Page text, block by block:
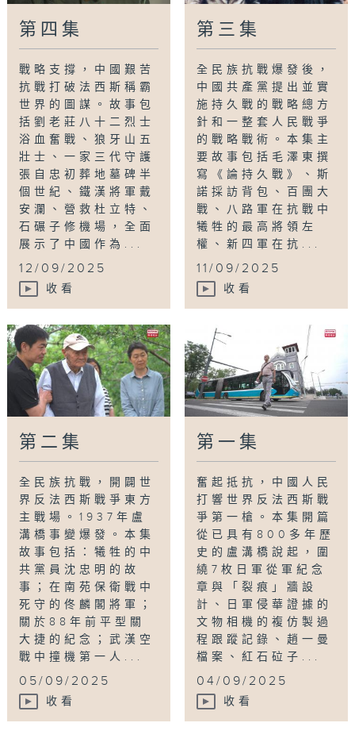
第四集
戰略支撐，中國艱苦
抗戰打破法西斯稱霸
世界的圖謀。故事包
括劉老莊八十二烈士
浴血奮戰、狼牙山五
壯士、一家三代守護
張自忠初葬地墓碑半
個世紀、鐵漢將軍戴
安瀾、營救杜立特、
石碾子修機場，全面
展示了中國作為...
12/09/2025
收看
第三集
全民族抗戰爆發後，
中國共產黨提出並實
施持久戰的戰略總方
針和一整套人民戰爭
的戰略戰術。本集主
要故事包括毛澤東撰
寫《論持久戰》、斯
諾採訪背包、百團大
戰、八路軍在抗戰中
犧牲的最高將領左
權、新四軍在抗...
11/09/2025
收看
第二集
全民族抗戰，開闢世
界反法西斯戰爭東方
主戰場。1937年盧
溝橋事變爆發。本集
故事包括：犧牲的中
共黨員沈忠明的故
事；在南苑保衛戰中
死守的佟麟閣將軍；
關於88年前平型關
大捷的紀念；武漢空
戰中撞機第一人...
05/09/2025
收看
第一集
奮起抵抗，中國人民
打響世界反法西斯戰
爭第一槍。本集開篇
從已具有800多年歷
史的盧溝橋說起，圍
繞7枚日軍從軍紀念
章與「裂痕」牆設
計、日軍侵華證據的
文物相機的複仿製過
程跟蹤記錄、趙一曼
檔案、紅石砬子...
04/09/2025
收看